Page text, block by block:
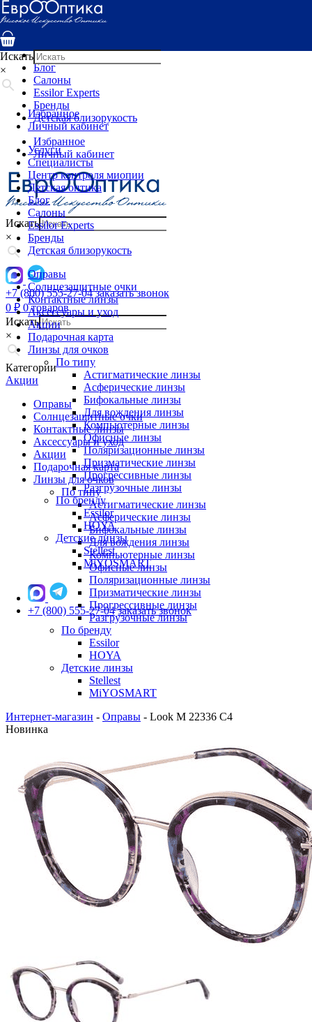
Услуги
Специалисты
Детская оптика
Блог
Салоны
Essilor Experts
Бренды
Детская близорукость
Избранное
Личный кабинет
Искать
×
+7 (800) 555-27-04 заказать звонок
0 ₽ 0 товаров
Искать
×
Категории
Акции
Оправы
Солнцезащитные очки
Контактные линзы
Аксессуары и уход
Акции
Подарочная карта
Линзы для очков
По типу
Астигматические линзы
Асферические линзы
Бифокальные линзы
Для вождения линзы
Компьютерные линзы
Офисные линзы
Поляризационные линзы
Призматические линзы
Прогрессивные линзы
Разгрузочные линзы
По бренду
Essilor
HOYA
Детские линзы
Stellest
MiYOSMART
Искать
×
Избранное
Личный кабинет
Услуги
Специалисты
Центр контроля миопии
Детская оптика
Блог
Салоны
Essilor Experts
Бренды
Детская близорукость
Оправы
Солнцезащитные очки
Контактные линзы
Аксессуары и уход
Акции
Подарочная карта
Линзы для очков
По типу
Астигматические линзы
Асферические линзы
Бифокальные линзы
Для вождения линзы
Компьютерные линзы
Офисные линзы
Поляризационные линзы
Призматические линзы
Прогрессивные линзы
Разгрузочные линзы
По бренду
Essilor
HOYA
Детские линзы
Stellest
MiYOSMART
+7 (800) 555-27-04 заказать звонок
Интернет-магазин - Оправы - Look M 22336 C4
Новинка